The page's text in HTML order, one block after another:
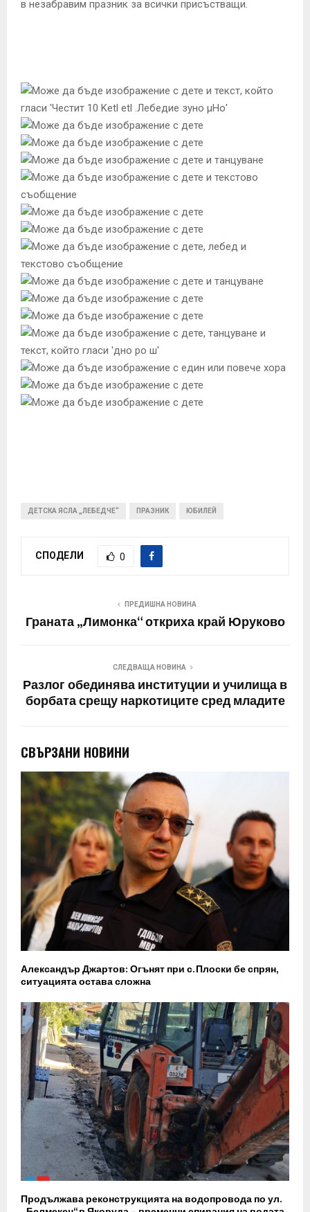
в незабравим празник за всички присъстващи.
ДЕТСКА ЯСЛА „ЛЕБЕДЧЕ“ ПРАЗНИК ЮБИЛЕЙ
СПОДЕЛИ 0
ПРЕДИШНА НОВИНА
Граната „Лимонка“ откриха край Юруково
СЛЕДВАЩА НОВИНА
Разлог обединява институции и училища в
борбата срещу наркотиците сред младите
СВЪРЗАНИ НОВИНИ
Александър Джартов: Огънят при с. Плоски бе спрян,
ситуацията остава сложна
Продължава реконструкцията на водопровода по ул.